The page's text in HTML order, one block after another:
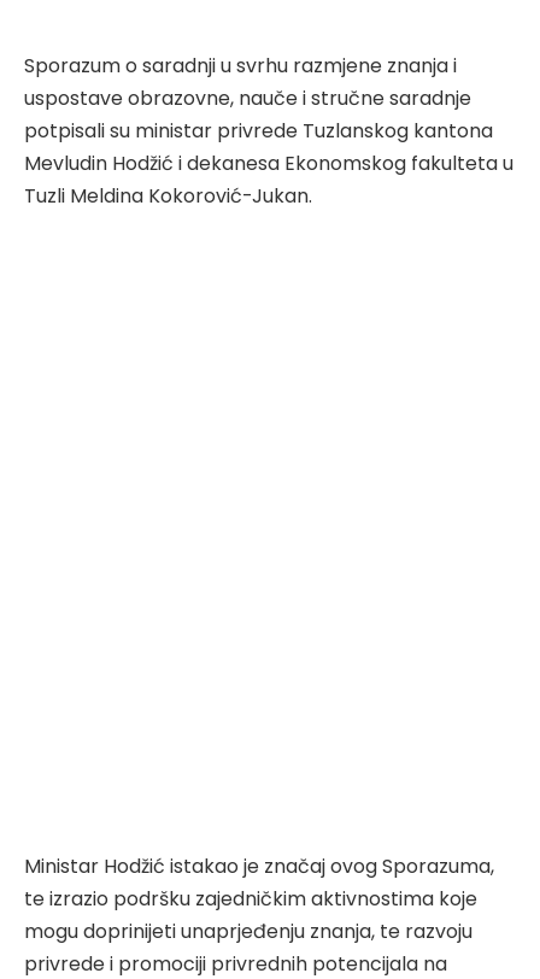
Sporazum o saradnji u svrhu razmjene znanja i
uspostave obrazovne, nauče i stručne saradnje
potpisali su ministar privrede Tuzlanskog kantona
Mevludin Hodžić i dekanesa Ekonomskog fakulteta u
Tuzli Meldina Kokorović-Jukan.
Ministar Hodžić istakao je značaj ovog Sporazuma,
te izrazio podršku zajedničkim aktivnostima koje
mogu doprinijeti unaprjeđenju znanja, te razvoju
privrede i promociji privrednih potencijala na